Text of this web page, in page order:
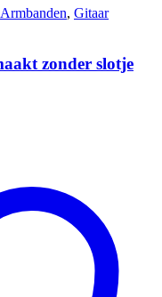
Armbanden, Gitaar
zonder slotje